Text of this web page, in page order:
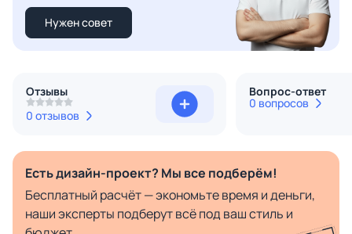
Нужен совет
Отзывы
0 отзывов
Вопрос-ответ
0 вопросов
Есть дизайн-проект? Мы все подберём!
Бесплатный расчёт — экономьте время и деньги,
наши эксперты подберут всё под ваш стиль и